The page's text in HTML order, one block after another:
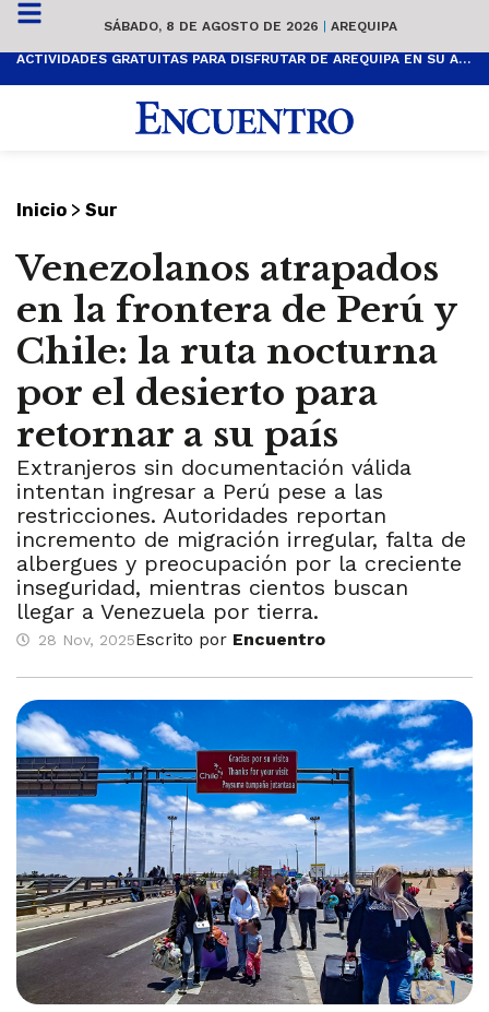
SÁBADO, 8 DE AGOSTO DE 2026 | AREQUIPA
ACTIVIDADES GRATUITAS PARA DISFRUTAR DE AREQUIPA EN SU ANIVERSARIO
Inicio > Sur
Venezolanos atrapados
en la frontera de Perú y
Chile: la ruta nocturna
por el desierto para
retornar a su país
Extranjeros sin documentación válida
intentan ingresar a Perú pese a las
restricciones. Autoridades reportan
incremento de migración irregular, falta de
albergues y preocupación por la creciente
inseguridad, mientras cientos buscan
llegar a Venezuela por tierra.
28 Nov, 2025Escrito por Encuentro